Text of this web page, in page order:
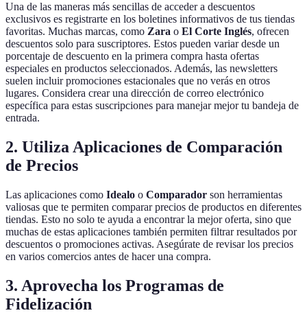
Una de las maneras más sencillas de acceder a descuentos
exclusivos es registrarte en los boletines informativos de tus tiendas
favoritas. Muchas marcas, como Zara o El Corte Inglés, ofrecen
descuentos solo para suscriptores. Estos pueden variar desde un
porcentaje de descuento en la primera compra hasta ofertas
especiales en productos seleccionados. Además, las newsletters
suelen incluir promociones estacionales que no verás en otros
lugares. Considera crear una dirección de correo electrónico
específica para estas suscripciones para manejar mejor tu bandeja de
entrada.
2. Utiliza Aplicaciones de Comparación
de Precios
Las aplicaciones como Idealo o Comparador son herramientas
valiosas que te permiten comparar precios de productos en diferentes
tiendas. Esto no solo te ayuda a encontrar la mejor oferta, sino que
muchas de estas aplicaciones también permiten filtrar resultados por
descuentos o promociones activas. Asegúrate de revisar los precios
en varios comercios antes de hacer una compra.
3. Aprovecha los Programas de
Fidelización